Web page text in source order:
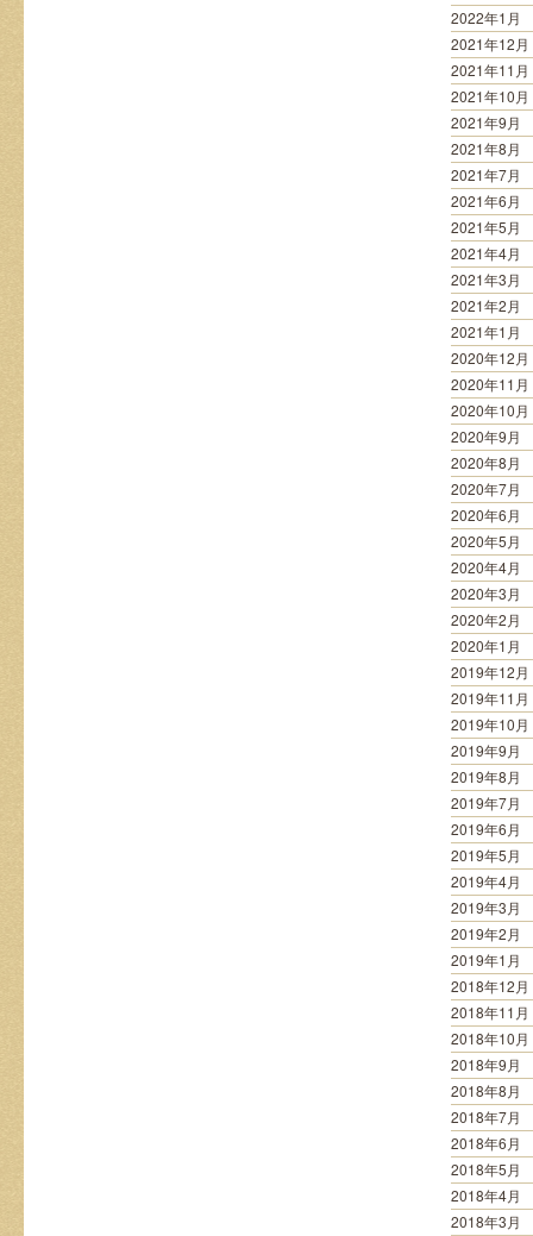
2022年1月
2021年12月
2021年11月
2021年10月
2021年9月
2021年8月
2021年7月
2021年6月
2021年5月
2021年4月
2021年3月
2021年2月
2021年1月
2020年12月
2020年11月
2020年10月
2020年9月
2020年8月
2020年7月
2020年6月
2020年5月
2020年4月
2020年3月
2020年2月
2020年1月
2019年12月
2019年11月
2019年10月
2019年9月
2019年8月
2019年7月
2019年6月
2019年5月
2019年4月
2019年3月
2019年2月
2019年1月
2018年12月
2018年11月
2018年10月
2018年9月
2018年8月
2018年7月
2018年6月
2018年5月
2018年4月
2018年3月